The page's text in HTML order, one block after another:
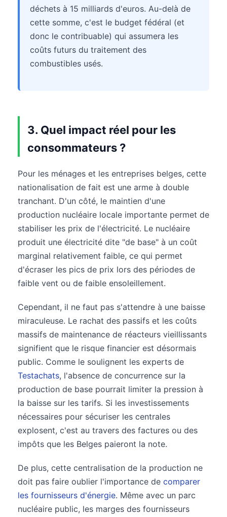
déchets à 15 milliards d'euros. Au-delà de
cette somme, c'est le budget fédéral (et
donc le contribuable) qui assumera les
coûts futurs du traitement des
combustibles usés.
3. Quel impact réel pour les
consommateurs ?
Pour les ménages et les entreprises belges, cette
nationalisation de fait est une arme à double
tranchant. D'un côté, le maintien d'une
production nucléaire locale importante permet de
stabiliser les prix de l'électricité. Le nucléaire
produit une électricité dite "de base" à un coût
marginal relativement faible, ce qui permet
d'écraser les pics de prix lors des périodes de
faible vent ou de faible ensoleillement.
Cependant, il ne faut pas s'attendre à une baisse
miraculeuse. Le rachat des passifs et les coûts
massifs de maintenance de réacteurs vieillissants
signifient que le risque financier est désormais
public. Comme le soulignent les experts de
Testachats, l'absence de concurrence sur la
production de base pourrait limiter la pression à
la baisse sur les tarifs. Si les investissements
nécessaires pour sécuriser les centrales
explosent, c'est au travers des factures ou des
impôts que les Belges paieront la note.
De plus, cette centralisation de la production ne
doit pas faire oublier l'importance de comparer
les fournisseurs d'énergie. Même avec un parc
nucléaire public, les marges des fournisseurs